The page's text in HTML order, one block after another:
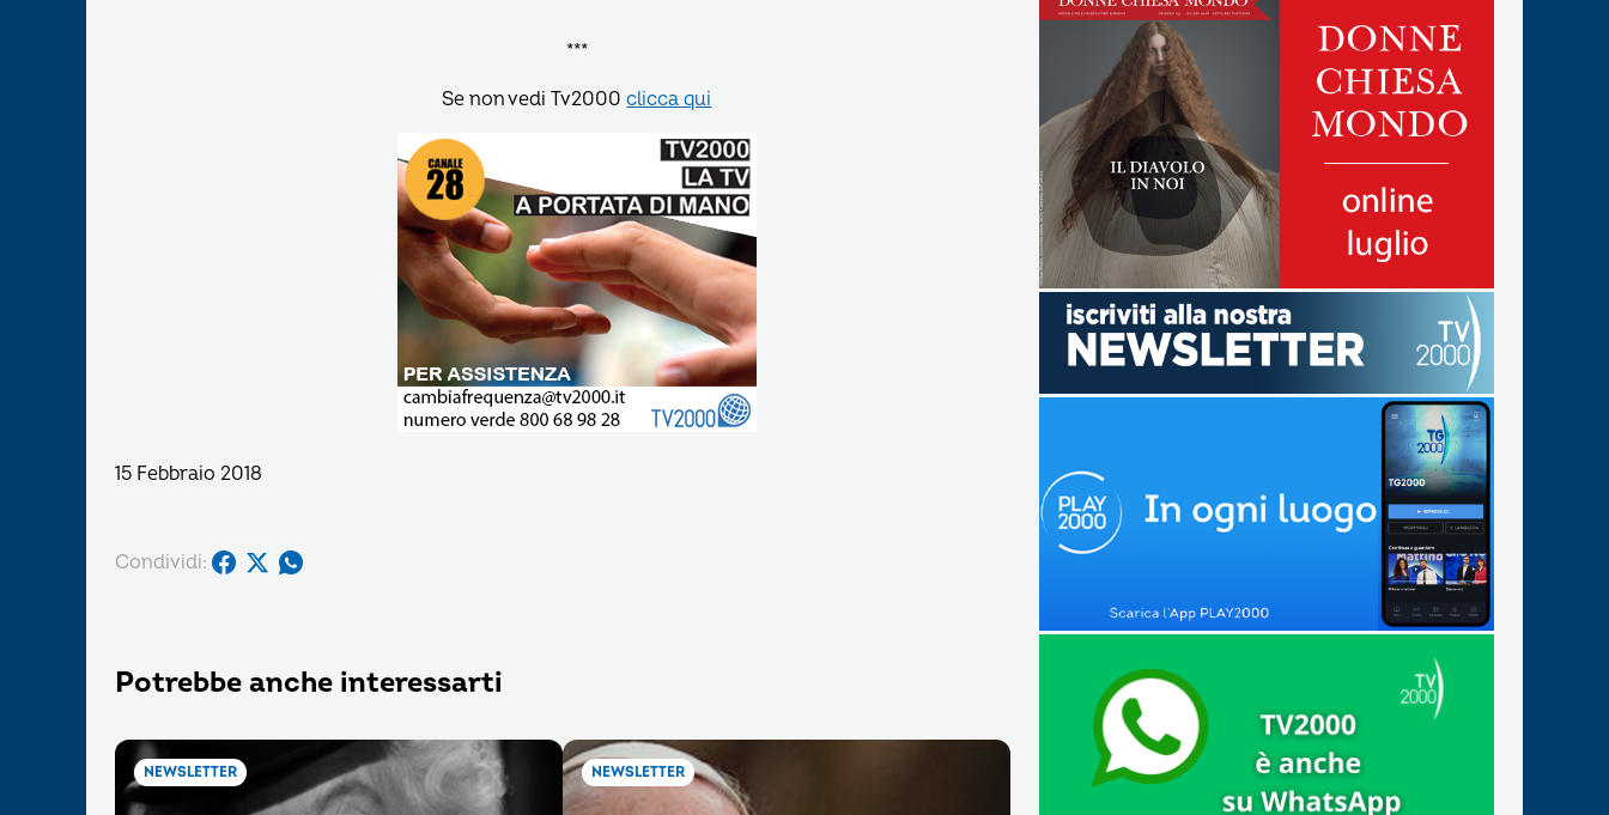
***
Se non vedi Tv2000clicca qui
15 Febbraio 2018
Condividi:
Potrebbe anche interessarti
NEWSLETTER NEWSLETTER